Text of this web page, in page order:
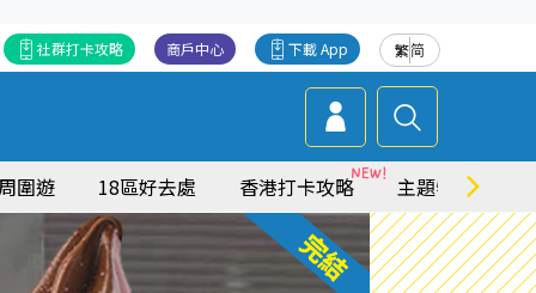
繁简
下載 App
商戶中心
社群打卡攻略
圍遊 18區好去處 香港打卡攻略 主題特集